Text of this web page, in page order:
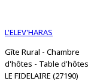
L'ELEV'HARAS
Gîte Rural - Chambre
d'hôtes - Table d'hôtes
LE FIDELAIRE (27190)